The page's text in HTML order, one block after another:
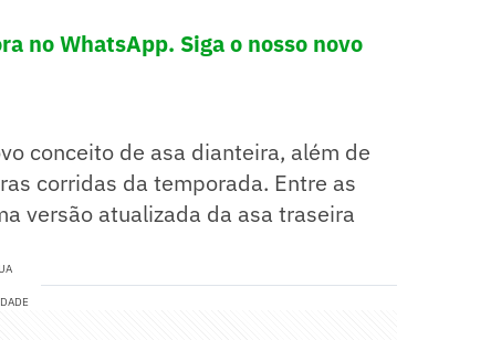
no WhatsApp. Siga o nosso novo
conceito de asa dianteira, além de
corridas da temporada. Entre as
versão atualizada da asa traseira